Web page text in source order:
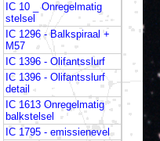
IC 10 _ Onregelmatig
stelsel
IC 1296 - Balkspiraal +
M57
IC 1396 - Olifantsslurf
IC 1396 - Olifantsslurf
detail
IC 1613 Onregelmatig
balkstelsel
IC 1795 - emissienevel